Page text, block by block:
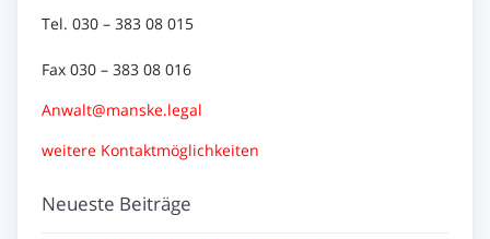
Tel. 030 – 383 08 015
Fax 030 – 383 08 016
Anwalt@manske.legal
weitere Kontaktmöglichkeiten
Neueste Beiträge